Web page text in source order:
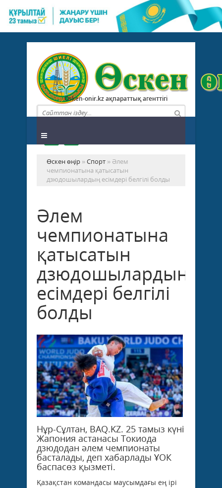
Osken-onir.kz ақпараттық агенттігі
Өскен өңір »Спорт » Әлем
чемпионатына қатысатын
дзюдошылардың есімдері белгілі болды
Әлем
чемпионатына
қатысатын
дзюдошылардың
есімдері белгілі
болды
Нұр-Сұлтан, BAQ.KZ. 25 тамыз күні
Жапония астанасы Токиода
дзюдодан әлем чемпионаты
басталады, деп хабарлады ҰОК
баспасөз қызметі.
Қазақстан командасы маусымдағы ең ірі